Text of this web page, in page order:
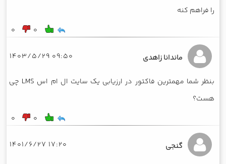
را فراهم کنه
0
0
ماندانا زاهدی 09:50 1403/5/29
بنظر شما مهمترین فاکتور در ارزیابی یک سایت ال ام اس LMS چی
هست؟
0
0
گنجی 17:20 1401/6/27